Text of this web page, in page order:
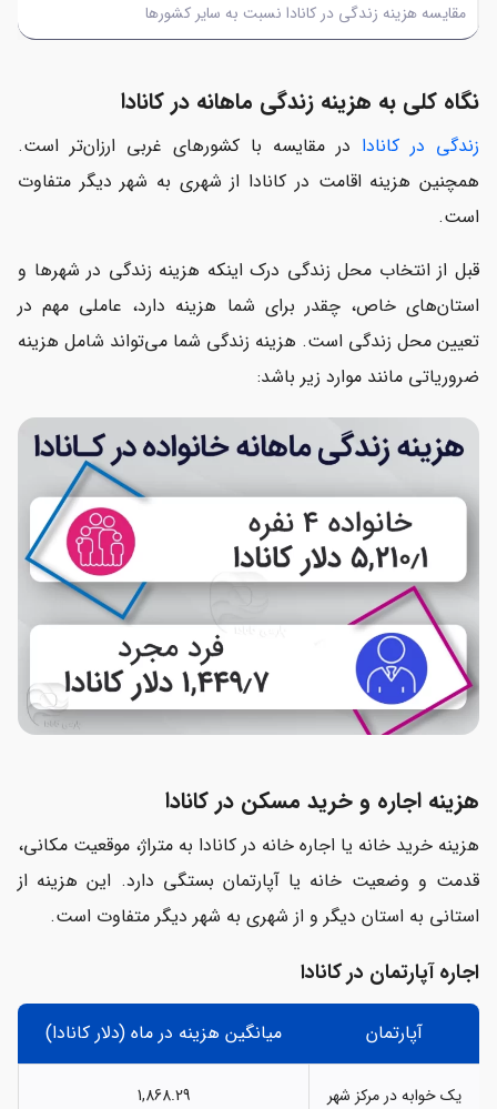
مقایسه هزینه زندگی در کانادا نسبت به سایر کشورها
نگاه کلی به هزینه زندگی ماهانه در کانادا
زندگی در کانادا در مقایسه با کشورهای غربی ارزان‌تر است.
همچنین هزینه اقامت در کانادا از شهری به شهر دیگر متفاوت
است.
قبل از انتخاب محل زندگی درک اینکه هزینه زندگی در شهرها و
استان‌های خاص، چقدر برای شما هزینه دارد، عاملی مهم در
تعیین محل زندگی است. هزینه زندگی شما می‌تواند شامل هزینه
ضروریاتی مانند موارد زیر باشد:
هزینه اجاره و خرید مسکن در کانادا
هزینه خرید خانه یا اجاره خانه در کانادا به متراژ، موقعیت مکانی،
قدمت و وضعیت خانه یا آپارتمان بستگی دارد. این هزینه از
استانی به استان دیگر و از شهری به شهر دیگر متفاوت است.
اجاره آپارتمان در کانادا
آپارتمان میانگین هزینه در ماه (دلار کانادا)
یک خوابه در مرکز شهر 1,868.29